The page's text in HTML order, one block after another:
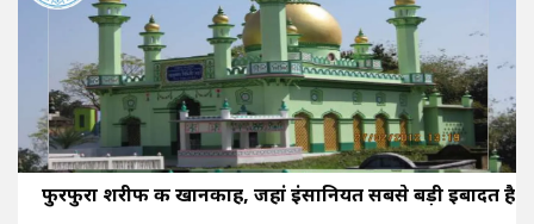
फुरफुरा शरीफ की खानकाह, जहां इंसानियत सबसे बड़ी इबादत है